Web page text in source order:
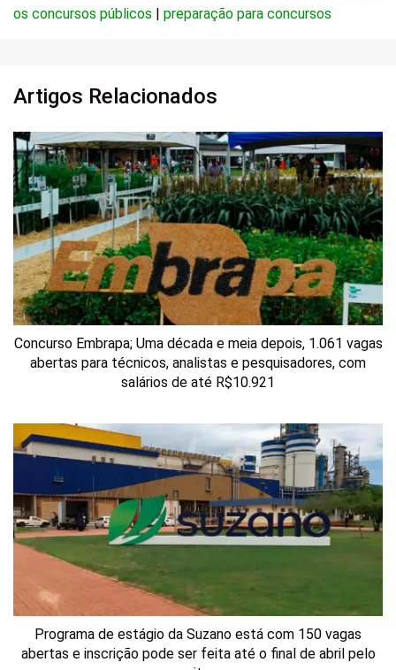
os concursos públicos
preparação para concursos
Artigos Relacionados
Concurso Embrapa; Uma década e meia depois, 1.061 vagas
abertas para técnicos, analistas e pesquisadores, com
salários de até R$10.921
Programa de estágio da Suzano está com 150 vagas
abertas e inscrição pode ser feita até o final de abril pelo